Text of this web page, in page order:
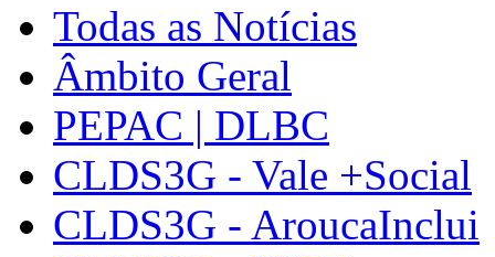
Todas as Notícias
Âmbito Geral
PEPAC | DLBC
CLDS3G - Vale +Social
CLDS3G - AroucaInclui